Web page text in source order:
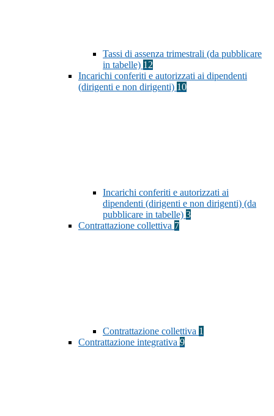
Tassi di assenza trimestrali (da pubblicare
in tabelle) 12
Incarichi conferiti e autorizzati ai dipendenti
(dirigenti e non dirigenti) 10
Incarichi conferiti e autorizzati ai
dipendenti (dirigenti e non dirigenti) (da
pubblicare in tabelle) 3
Contrattazione collettiva 7
Contrattazione collettiva 1
Contrattazione integrativa 9